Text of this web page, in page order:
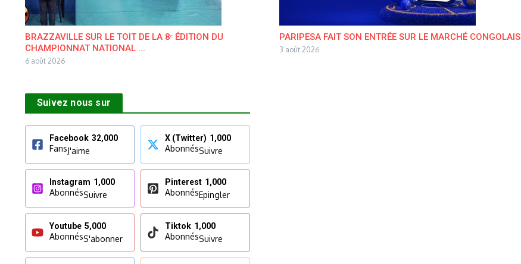
BRAZZAVILLE SUR LE TOIT DE LA 8ᵉ ÉDITION DU
CHAMPIONNAT NATIONAL ...
6 août 2026
PARIPESA FAIT SON ENTRÉE SUR LE MARCHÉ CONGOLAIS
3 août 2026
Suivez nous sur
Facebook 32,000
FansJ'aime
X (Twitter) 1,000
AbonnésSuivre
Instagram 1,000
AbonnésSuivre
Pinterest 1,000
AbonnésEpingler
Youtube 5,000
AbonnésS'abonner
Tiktok 1,000
AbonnésSuivre